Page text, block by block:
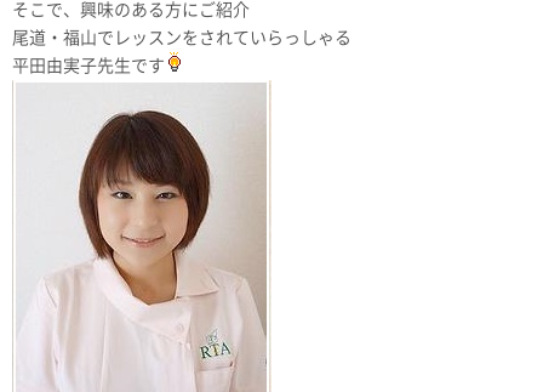
そこで、興味のある方にご紹介
尾道・福山でレッスンをされていらっしゃる
平田由実子先生です